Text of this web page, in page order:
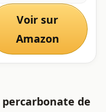
Voir sur
Amazon
percarbonate de